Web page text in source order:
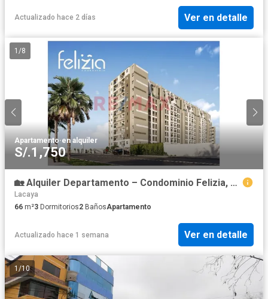
Actualizado hace 2 días Ver en detalle
1 /8
Apartamento·en alquiler
S/.1,750
🏡 Alquiler Departamento – Condominio Felizia, Chorrillos
Lacaya
66 m²3 Dormitorios2 BañosApartamento
Actualizado hace 1 semana Ver en detalle
1 /10